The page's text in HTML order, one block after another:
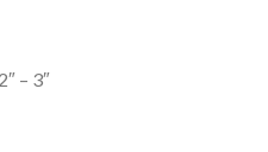
– 3″